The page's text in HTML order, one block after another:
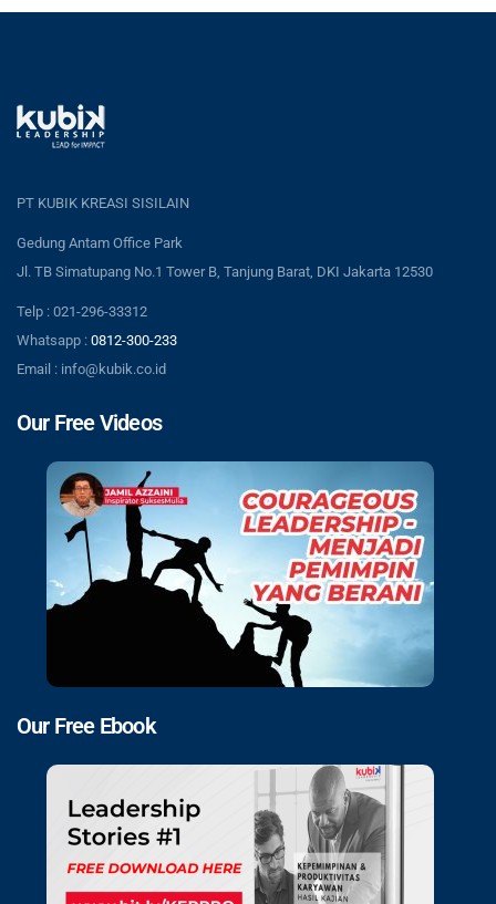
PT KUBIK KREASI SISILAIN
Gedung Antam Office Park
Jl. TB Simatupang No.1 Tower B, Tanjung Barat, DKI Jakarta 12530
Telp : 021-296-33312
Whatsapp : 0812-300-233
Email : info@kubik.co.id
Our Free Videos
Our Free Ebook